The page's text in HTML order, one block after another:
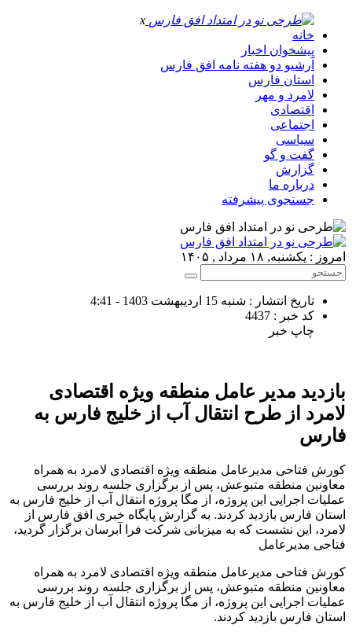
x
خانه
پیشخوان اخبار
آرشیو دو هفته نامه افق فارس
استان فارس
لامرد و مهر
اقتصادی
اجتماعی
سیاسی
گفت و گو
گزارش
درباره ما
جستجوی پیشرفته
امروز : یکشنبه, ۱۸ مرداد , ۱۴۰۵
تاریخ انتشار : شنبه 15 اردیبهشت 1403 - 4:41
کد خبر : 4437
چاپ خبر
بازدید مدیر عامل منطقه ویژه اقتصادی
لامرد از طرح انتقال آب از خلیج فارس به
فارس
کورش فتاحی مدیرعامل منطقه ویژه اقتصادی لامرد به همراه
معاونین منطقه متبوعش، پس از برگزاری جلسه روند بررسی
عملیات اجرایی این پروژه، از مگا پروژه انتقال آب از خلیج فارس به
استان فارس بازدید کردند. به گزارش پایگاه خبری افق فارس از
لامرد، این نشست که به میزبانی شرکت فرا آبرسان برگزار گردید،
فتاحی مدیرعامل
کورش فتاحی مدیرعامل منطقه ویژه اقتصادی لامرد به همراه
معاونین منطقه متبوعش، پس از برگزاری جلسه روند بررسی
عملیات اجرایی این پروژه، از مگا پروژه انتقال آب از خلیج فارس به
استان فارس بازدید کردند.